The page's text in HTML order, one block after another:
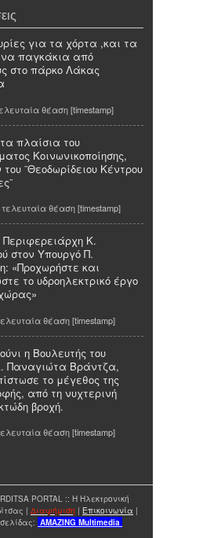
για τα χόρτα ,και τα
παγκάκια από
στο πάρκο Λάκας
θέαση [timestamp]
πλαίσια του
Κοινωνικοποίησης,
¨Θεοδωρίδειου Κέντρου
θέαση [timestamp]
Περιφερειάρχη Κ.
στον Υπουργό Π.
«Προχωρήστε και
το υδροηλεκτρικό έργο
θέαση [timestamp]
η Βουλευτής του
Παναγιώτα Βράντζα,
το μέγεθος της
από τη νυχτερινή
βροχή.
θέαση [timestamp]
PORTAL :: Η Ηλεκτρονική
| Διαφήμιση | Επικοινωνία |
AMAZING Multimedia